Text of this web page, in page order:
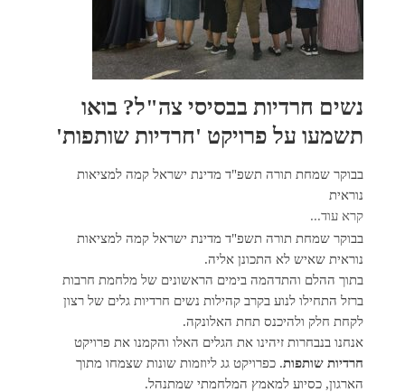
נשים חרדיות בבסיסי צה"ל? בואו
תשמעו על פרויקט 'חרדיות שותפות'
בבוקר שמחת תורה תשפ"ד מדינת ישראל קמה למציאות
נוראית
קרא עוד...
בבוקר שמחת תורה תשפ"ד מדינת ישראל קמה למציאות
נוראית שאיש לא התכונן אליה.
בתוך ההלם והתדהמה בימים הראשונים של מלחמת חרבות
ברזל התחילו לנוע בקרב קהילות נשים חרדיות גלים של רצון
לקחת חלק ולהיכנס תחת האלונקה.
אנחנו בנבחרות זיהינו את הגלים האלו והקמנו את פרויקט
חרדיות שותפות. כפרויקט גג ליוזמות שונות שצמחו מתוך
הארגון, כסיוע למאמץ המלחמתי שמתנהל.